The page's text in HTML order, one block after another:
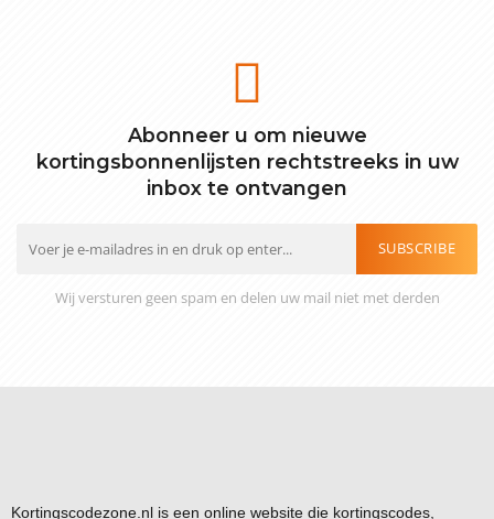
Abonneer u om nieuwe
kortingsbonnenlijsten rechtstreeks in uw
inbox te ontvangen
SUBSCRIBE
Wij versturen geen spam en delen uw mail niet met derden
Kortingscodezone.nl is een online website die kortingscodes,